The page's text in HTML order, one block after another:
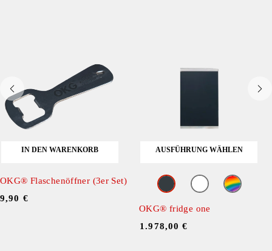
IN DEN WARENKORB
OKG® Flaschenöffner (3er Set)
9,90 €
AUSFÜHRUNG WÄHLEN
OKG® fridge one
1.978,00€